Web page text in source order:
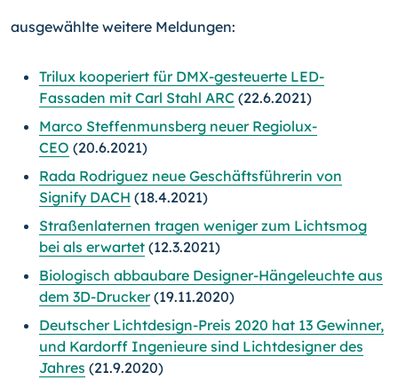
ausgewählte weitere Meldungen:
Trilux kooperiert für DMX-gesteuerte LED-
Fassaden mit Carl Stahl ARC (22.6.2021)
Marco Steffenmunsberg neuer Regiolux-
CEO (20.6.2021)
Rada Rodriguez neue Geschäftsführerin von
Signify DACH (18.4.2021)
Straßenlaternen tragen weniger zum Lichtsmog
bei als erwartet (12.3.2021)
Biologisch abbaubare Designer-Hängeleuchte aus
dem 3D-Drucker(19.11.2020)
Deutscher Lichtdesign-Preis 2020 hat 13 Gewinner,
und Kardorff Ingenieure sind Lichtdesigner des
Jahres (21.9.2020)